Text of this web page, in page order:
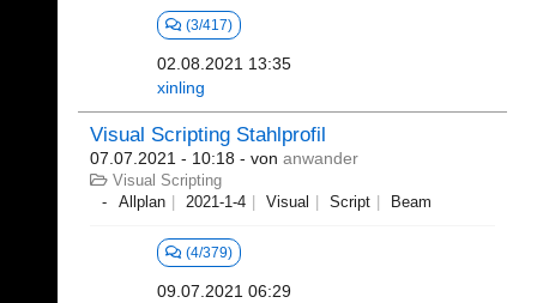
(3/417)
02.08.2021 13:35
xinling
Visual Scripting Stahlprofil
07.07.2021 - 10:18 - von anwander
Visual Scripting
Allplan
2021-1-4 Visual Script Beam
(4/379)
09.07.2021 06:29